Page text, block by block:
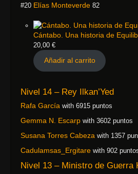
#20 Elías Monteverde 82
Cántabo. Una historia de
20,00 €
Añadir al carrito
Nivel 14 – Rey Ilkan’Yed
Rafa García with 6915 puntos
Gemma N. Escarp with 3602 puntos
Susana Torres Cabeza with 1357
Cadulamsas_Ergitare with 902
Nivel 13 – Ministro de Guerra